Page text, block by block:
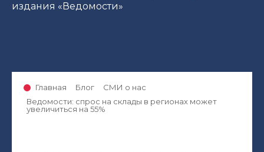
издания «Ведомости»
Главная Блог
СМИ о нас
Ведомости: спрос на склады в регионах может
увеличиться на 55%